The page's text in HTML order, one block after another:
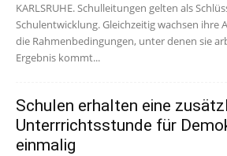
KARLSRUHE. Schulleitungen gelten als
Schulentwicklung. Gleichzeitig wachsen ihre
die Rahmenbedingungen, unter denen sie
Ergebnis kommt...
Schulen erhalten eine
Unterrrichtsstunde für
einmalig